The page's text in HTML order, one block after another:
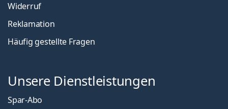
Widerruf
Reklamation
Häufig gestellte Fragen
Unsere Dienstleistungen
Spar-Abo